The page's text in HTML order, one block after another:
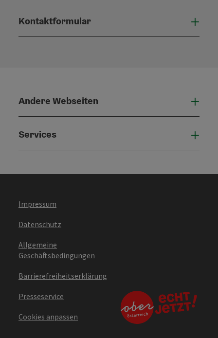
Kontaktformular
Andere Webseiten
Services
Impressum
Datenschutz
Allgemeine
Geschäftsbedingungen
Barrierefreiheitserklärung
Presseservice
Cookies anpassen